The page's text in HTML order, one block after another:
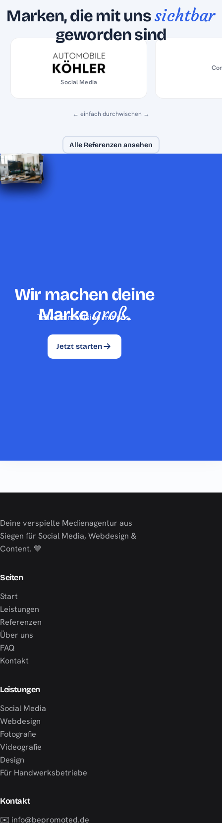
Marken, die mit unssichtbar
geworden sind
Social Media
← einfach durchwischen →
Alle Referenzen ansehen
Wir machen deine
Markegroß.
Teile deine Vision mit uns.
Jetzt starten
Deine verspielte Medienagentur aus
Siegen für Social Media, Webdesign &
Content. 💙
Seiten
Start
Leistungen
Referenzen
Über uns
FAQ
Kontakt
Leistungen
Social Media
Webdesign
Fotografie
Videografie
Design
Für Handwerksbetriebe
Kontakt
✉️ info@bepromoted.de